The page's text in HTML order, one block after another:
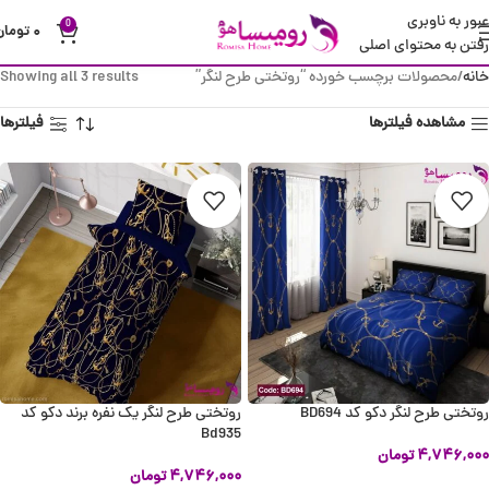
عبور به ناوبری
رفتن به محتوای اصلی
0 ۰
خانه محصولات برچسب خورده “روتختی طرح لنگر”
Showing all 3 results
مشاهده فیلترها
فیلترها
روتختی طرح لنگر دکو کد BD694
۴,۷۴۶,۰۰۰تومان
روتختی طرح لنگر یک نفره برند دکو کد
Bd935
۴,۷۴۶,۰۰۰تومان